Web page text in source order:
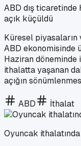
ABD dış
açık küçüldü
Küresel
ABD ekonomisinde
Haziran
ithalatta yaşanan
açığın
ABD İthalat
Oyuncak